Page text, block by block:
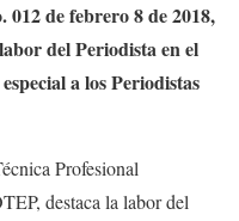
de febrero 8 de 2018,
del Periodista en el
a los Periodistas
Profesional
destaca la labor del